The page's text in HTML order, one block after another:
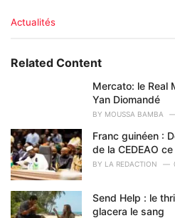
C
e
s
:
Actualités
Related Content
Mercato: le Real
Yan Diomandé
BY MOUSSA BAMBA
Franc guinéen :
de la CEDEAO
BY LA REDACTION
Send Help : le
glacera le sang